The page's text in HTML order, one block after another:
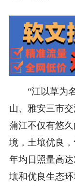
“江以草为
山、雅安三市交
蒲江不仅有悠
境，土壤优良
年均日照量高
壤和优良生态